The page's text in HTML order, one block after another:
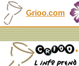
Grioo.com